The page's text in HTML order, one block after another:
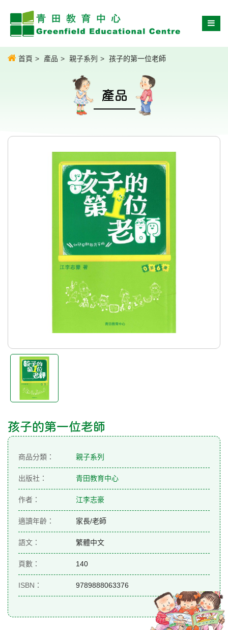
首頁 產品 親子系列 孩子的第一位老師
產品
孩子的第一位老師
商品分類： 親子系列
出版社： 青田教育中心
作者： 江李志豪
適讀年齡： 家長/老師
語文： 繁體中文
頁數： 140
ISBN： 9789888063376